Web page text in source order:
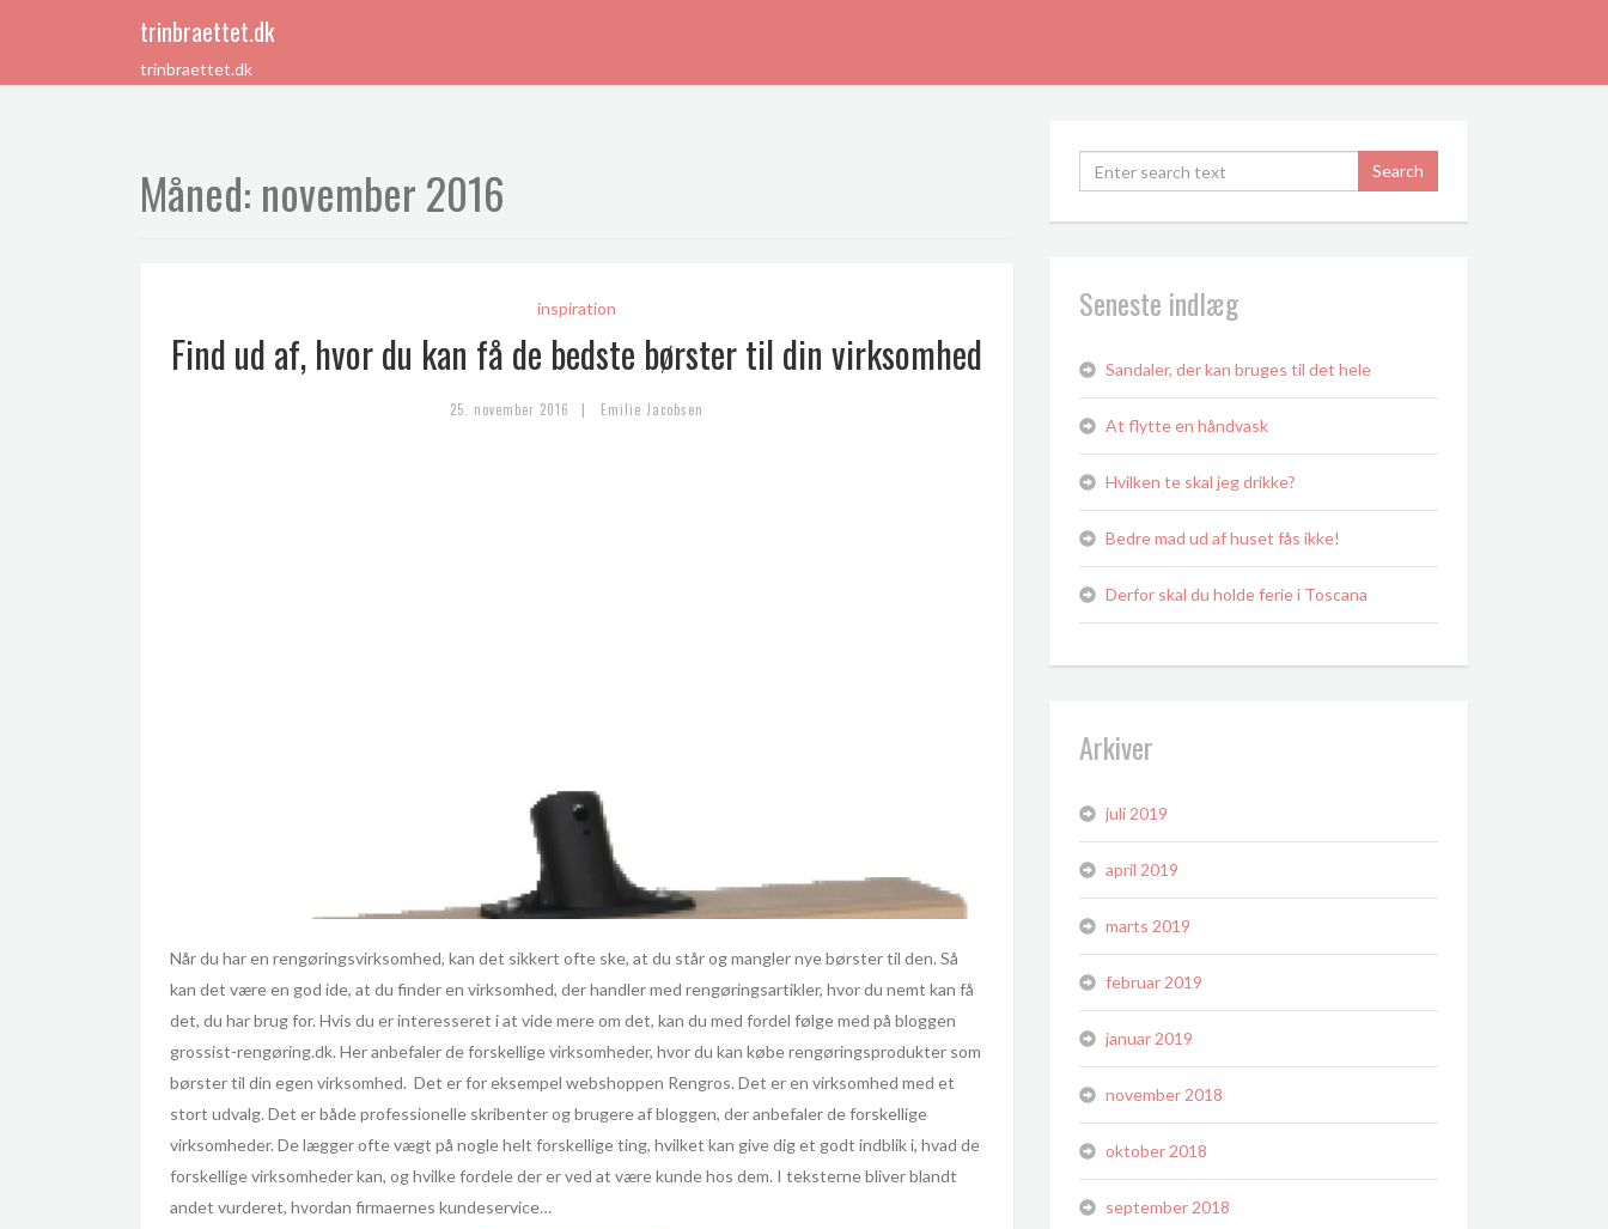
trinbraettet.dk
trinbraettet.dk
Måned: november 2016
inspiration
Find ud af, hvor du kan få de bedste børster til din virksomhed
25. november 2016 | Emilie Jacobsen
Når du har en rengøringsvirksomhed, kan det sikkert ofte ske, at du står og mangler nye børster til den. Så
kan det være en god ide, at du finder en virksomhed, der handler med rengøringsartikler, hvor du nemt kan få
det, du har brug for. Hvis du er interesseret i at vide mere om det, kan du med fordel følge med på bloggen
grossist-rengøring.dk. Her anbefaler de forskellige virksomheder, hvor du kan købe rengøringsprodukter som
børster til din egen virksomhed. Det er for eksempel webshoppen Rengros. Det er en virksomhed med et
stort udvalg. Det er både professionelle skribenter og brugere af bloggen, der anbefaler de forskellige
virksomheder. De lægger ofte vægt på nogle helt forskellige ting, hvilket kan give dig et godt indblik i, hvad de
forskellige virksomheder kan, og hvilke fordele der er ved at være kunde hos dem. I teksterne bliver blandt
andet vurderet, hvordan firmaernes kundeservice…
Seneste indlæg
Sandaler, der kan bruges til det hele
At flytte en håndvask
Hvilken te skal jeg drikke?
Bedre mad ud af huset fås ikke!
Derfor skal du holde ferie i Toscana
Arkiver
juli 2019
april 2019
marts 2019
februar 2019
januar 2019
november 2018
oktober 2018
september 2018